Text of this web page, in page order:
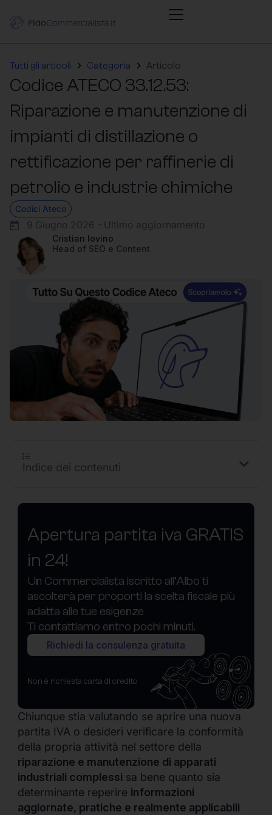
Tutti gli articoli Categoria Articolo
Codice ATECO 33.12.53:
Riparazione e manutenzione di
impianti di distillazione o
rettificazione per raffinerie di
petrolio e industrie chimiche
Codici Ateco
9 Giugno 2026 - Ultimo aggiornamento
Cristian Iovino
Head of SEO e Content
Apertura partita iva GRATIS
in 24!
Un Commercialista iscritto all’Albo ti
ascolterà per proporti la scelta fiscale più
adatta alle tue esigenze
Ti contattiamo entro pochi minuti.
Richiedi la consulenza gratuita
Non è richiesta carta di credito
Chiunque stia valutando se aprire una nuova
partita IVA o desideri verificare la conformità
della propria attività nel settore della
riparazione e manutenzione di apparati
industriali complessi sa bene quanto sia
determinante reperire informazioni
aggiornate, pratiche e realmente applicabili
Indice dei contenuti